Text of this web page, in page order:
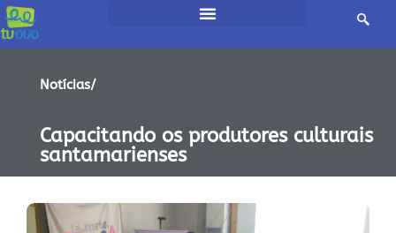
Notícias/
Capacitando os produtores culturais
santamarienses